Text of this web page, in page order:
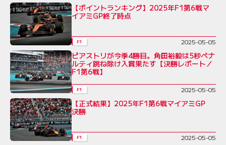
【ポイントランキング】2025年F1第6戦マ
イアミGP終了時点
F1 2025-05-05
ピアストリが今季4勝目。角田裕毅は5秒ペナ
ルティ跳ね除け入賞果たす【決勝レポート／
F1第6戦】
F1 2025-05-05
【正式結果】2025年F1第6戦マイアミGP
決勝
F1 2025-05-05